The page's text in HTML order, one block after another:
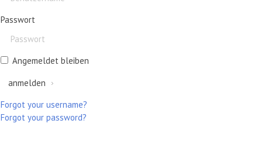
Passwort
Angemeldet bleiben
anmelden
Forgot your username?
Forgot your password?